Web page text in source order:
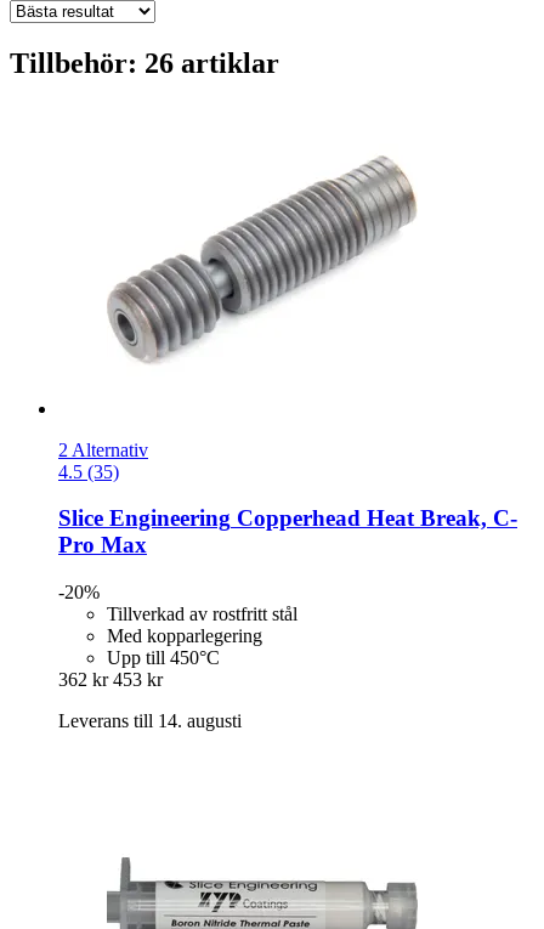
Tillbehör: 26 artiklar
2 Alternativ
4.5 (35)
Slice Engineering Copperhead Heat Break, C-​
Pro Max
-20%
Tillverkad av rostfritt stål
Med kopparlegering
Upp till 450°C
362 kr 453 kr
Leverans till 14. augusti